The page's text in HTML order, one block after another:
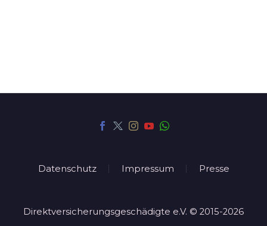
Datenschutz Impressum Presse
Direktversicherungsgeschädigte e.V. © 2015-2026